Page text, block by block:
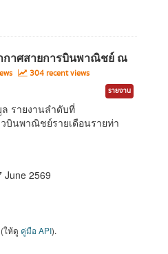
กาศสายการบินพาณิชย์ ณ
304 recent views
รายงาน
ล รายงานลำดับที่
บินพาณิชย์รายเดือนรายท่า
June 2569
(ให้ดู คู่มือ API).